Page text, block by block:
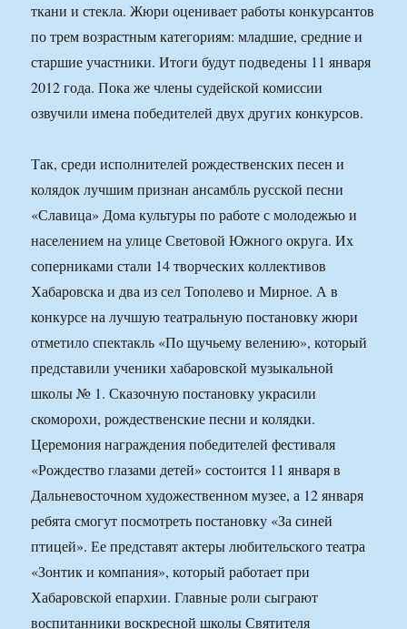
ткани и стекла. Жюри оценивает работы конкурсантов
по трем возрастным категориям: младшие, средние и
старшие участники. Итоги будут подведены 11 января
2012 года. Пока же члены судейской комиссии
озвучили имена победителей двух других конкурсов.
Так, среди исполнителей рождественских песен и
колядок лучшим признан ансамбль русской песни
«Славица» Дома культуры по работе с молодежью и
населением на улице Световой Южного округа. Их
соперниками стали 14 творческих коллективов
Хабаровска и два из сел Тополево и Мирное. А в
конкурсе на лучшую театральную постановку жюри
отметило спектакль «По щучьему велению», который
представили ученики хабаровской музыкальной
школы № 1. Сказочную постановку украсили
скоморохи, рождественские песни и колядки.
Церемония награждения победителей фестиваля
«Рождество глазами детей» состоится 11 января в
Дальневосточном художественном музее, а 12 января
ребята смогут посмотреть постановку «За синей
птицей». Ее представят актеры любительского театра
«Зонтик и компания», который работает при
Хабаровской епархии. Главные роли сыграют
воспитанники воскресной школы Святителя